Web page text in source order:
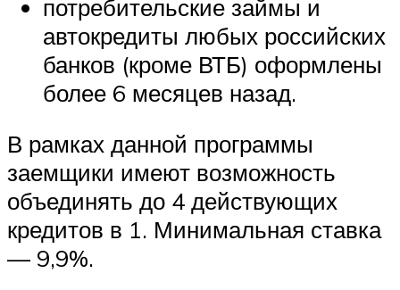
потребительские займы и
автокредиты любых российских
банков (кроме ВТБ) оформлены
более 6 месяцев назад.
В рамках данной программы
заемщики имеют возможность
объединять до 4 действующих
кредитов в 1. Минимальная ставка
— 9,9%.